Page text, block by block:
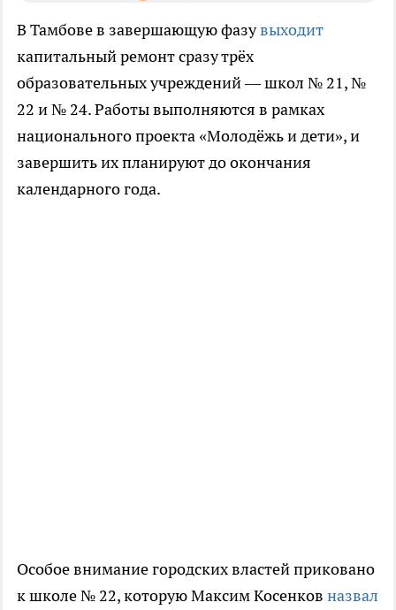
В Тамбове в завершающую фазувыходит
капитальный ремонт сразу трёх
образовательных учреждений — школ № 21, №
22 и № 24. Работы выполняются в рамках
национального проекта «Молодёжь и дети», и
завершить их планируют до окончания
календарного года.
Особое внимание городских властей приковано
к школе № 22, которую Максим Косенков назвал